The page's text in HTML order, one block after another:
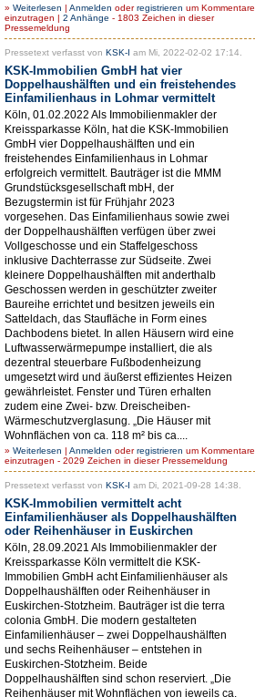
» Weiterlesen | Anmelden oderregistrieren um Kommentare
einzutragen | 2 Anhänge - 1803 Zeichen in dieser
Pressemeldung
Pressetext verfasst von KSK-I am Mi, 2022-02-02 17:14.
KSK-Immobilien GmbH hat vier
Doppelhaushälften und ein freistehendes
Einfamilienhaus in Lohmar vermittelt
Köln, 01.02.2022 Als Immobilienmakler der
Kreissparkasse Köln, hat die KSK-Immobilien
GmbH vier Doppelhaushälften und ein
freistehendes Einfamilienhaus in Lohmar
erfolgreich vermittelt. Bauträger ist die MMM
Grundstücksgesellschaft mbH, der
Bezugstermin ist für Frühjahr 2023
vorgesehen. Das Einfamilienhaus sowie zwei
der Doppelhaushälften verfügen über zwei
Vollgeschosse und ein Staffelgeschoss
inklusive Dachterrasse zur Südseite. Zwei
kleinere Doppelhaushälften mit anderthalb
Geschossen werden in geschützter zweiter
Baureihe errichtet und besitzen jeweils ein
Satteldach, das Staufläche in Form eines
Dachbodens bietet. In allen Häusern wird eine
Luftwasserwärmepumpe installiert, die als
dezentral steuerbare Fußbodenheizung
umgesetzt wird und äußerst effizientes Heizen
gewährleistet. Fenster und Türen erhalten
zudem eine Zwei- bzw. Dreischeiben-
Wärmeschutzverglasung. „Die Häuser mit
Wohnflächen von ca. 118 m² bis ca....
» Weiterlesen | Anmelden oderregistrieren um Kommentare
einzutragen - 2029 Zeichen in dieser Pressemeldung
Pressetext verfasst von KSK-I am Di, 2021-09-28 14:38.
KSK-Immobilien vermittelt acht
Einfamilienhäuser als Doppelhaushälften
oder Reihenhäuser in Euskirchen
Köln, 28.09.2021 Als Immobilienmakler der
Kreissparkasse Köln vermittelt die KSK-
Immobilien GmbH acht Einfamilienhäuser als
Doppelhaushälften oder Reihenhäuser in
Euskirchen-Stotzheim. Bauträger ist die terra
colonia GmbH. Die modern gestalteten
Einfamilienhäuser – zwei Doppelhaushälften
und sechs Reihenhäuser – entstehen in
Euskirchen-Stotzheim. Beide
Doppelhaushälften sind schon reserviert. „Die
Reihenhäuser mit Wohnflächen von jeweils ca.